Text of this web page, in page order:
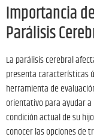
Importancia
Parálisis
La parálisis cerebral
presenta características
herramienta de
orientativo para ayudar
condición actual de su
conocer las opciones de